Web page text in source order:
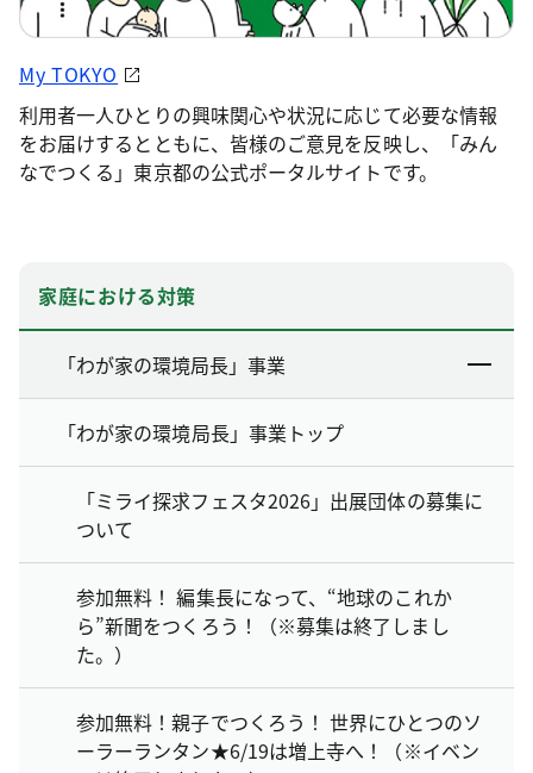
My TOKYO
利用者一人ひとりの興味関心や状況に応じて必要な情報
をお届けするとともに、皆様のご意見を反映し、「みん
なでつくる」東京都の公式ポータルサイトです。
家庭における対策
「わが家の環境局長」事業
「わが家の環境局長」事業トップ
「ミライ探求フェスタ2026」出展団体の募集に
ついて
参加無料！ 編集長になって、“地球のこれか
ら”新聞をつくろう！（※募集は終了しまし
た。）
参加無料！親子でつくろう！ 世界にひとつのソ
ーラーランタン★6/19は増上寺へ！（※イベン